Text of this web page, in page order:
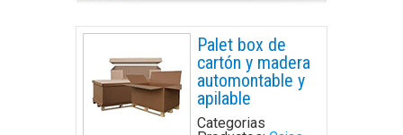
Palet box de
cartón y madera
automontable y
apilable
Categorias